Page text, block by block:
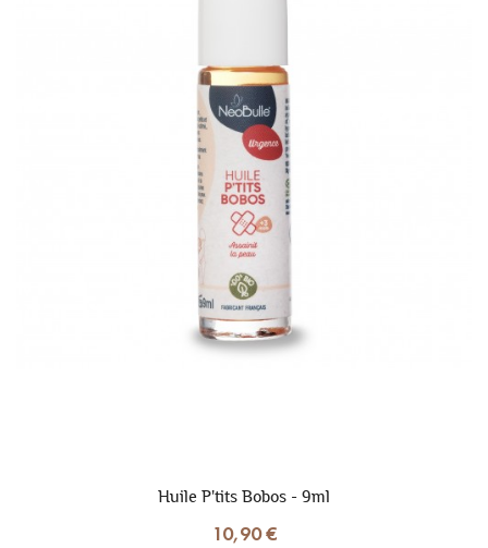
Huile P'tits Bobos - 9ml
10,90 €